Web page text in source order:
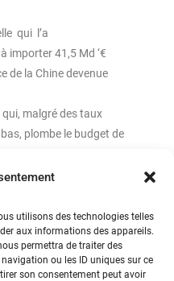
utilisons des technologies telles
aux informations des appareils.
permettra de traiter des
ou les ID uniques sur ce
son consentement peut avoir
qui l’a
importer 41,5 Md ‘€
de la Chine devenue
malgré des taux
plombe le budget de
apparu à la fin des
publique elle s’est
suite du second choc
PIB en 1980 à 89,9 %